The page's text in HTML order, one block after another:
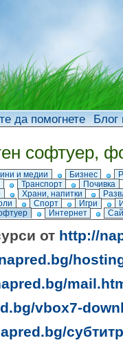
да помогнете Блог
софтуер,
и медии Бизнес
Транспорт
Почивка
Храни, напитки
Спорт Игри
Интернет
от http://
vbox7-